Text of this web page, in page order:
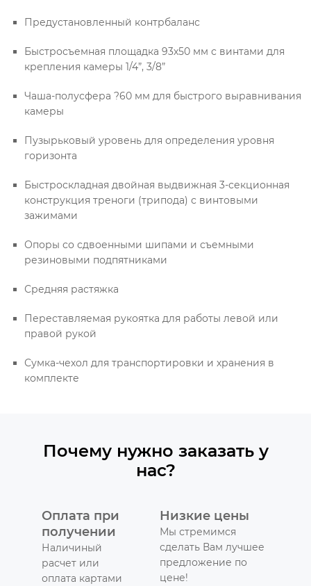
Предустановленный контрбаланс
Быстросъемная площадка 93х50 мм с винтами для
крепления камеры 1/4”, 3/8”
Чаша-полусфера ?60 мм для быстрого выравнивания
камеры
Пузырьковый уровень для определения уровня
горизонта
Быстроскладная двойная выдвижная 3-секционная
конструкция треноги (трипода) с винтовыми
зажимами
Опоры со сдвоенными шипами и съемными
резиновыми подпятниками
Средняя растяжка
Переставляемая рукоятка для работы левой или
правой рукой
Сумка-чехол для транспортировки и хранения в
комплекте
Почему нужно заказать у
нас?
Оплата при
получении
Наличиный
расчет или
оплата картами
Низкие цены
Мы стремимся
сделать Вам лучшее
предложение по
цене!